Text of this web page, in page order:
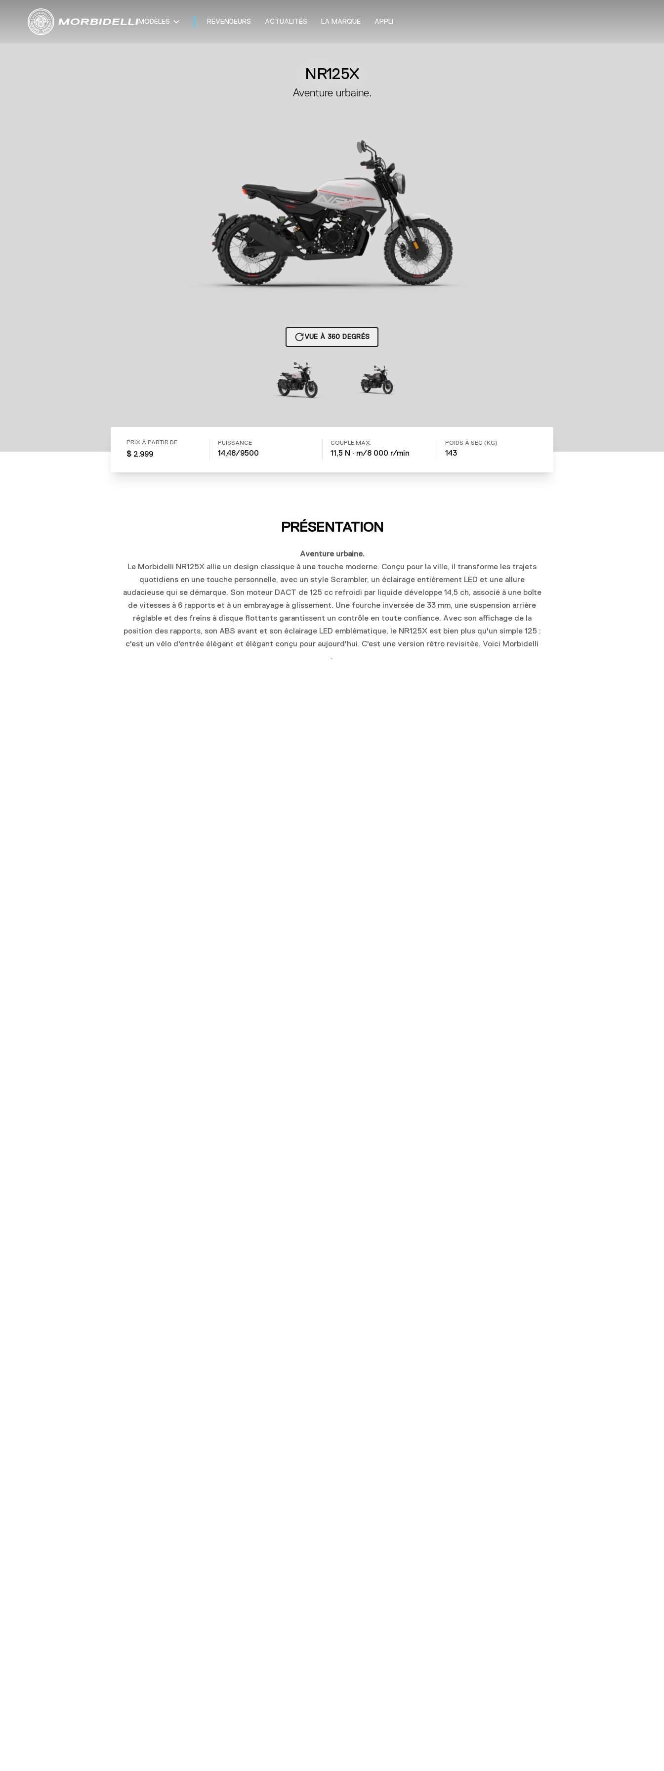
MODÈLES REVENDEURS ACTUALITÉS LA MARQUE APPLI
NR125X
Aventure urbaine.
VUE À 360 DEGRÉS
PRIX À PARTIR DE
$ 2.999
PUISSANCE
14,48/9500
COUPLE MAX.
11,5 N · m/8 000 r/min
POIDS À SEC (KG)
143
PRÉSENTATION
Aventure urbaine.
Le Morbidelli NR125X allie un design classique à une touche moderne. Conçu pour la ville, il transforme les trajets
quotidiens en une touche personnelle, avec un style Scrambler, un éclairage entièrement LED et une allure
audacieuse qui se démarque. Son moteur DACT de 125 cc refroidi par liquide développe 14,5 ch, associé à une boîte
de vitesses à 6 rapports et à un embrayage à glissement. Une fourche inversée de 33 mm, une suspension arrière
réglable et des freins à disque flottants garantissent un contrôle en toute confiance. Avec son affichage de la
position des rapports, son ABS avant et son éclairage LED emblématique, le NR125X est bien plus qu'un simple 125 :
c'est un vélo d'entrée élégant et élégant conçu pour aujourd'hui. C'est une version rétro revisitée. Voici Morbidelli
.